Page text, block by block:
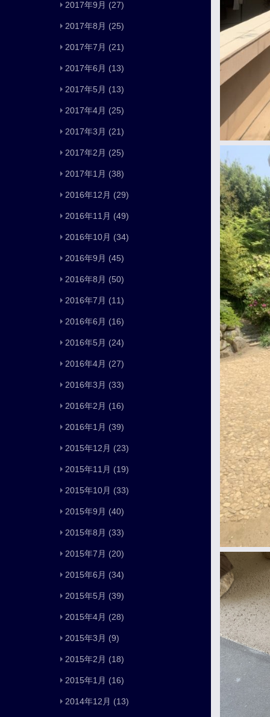
2017年9月 (27)
2017年8月 (25)
2017年7月 (21)
2017年6月 (13)
2017年5月 (13)
2017年4月 (25)
2017年3月 (21)
2017年2月 (25)
2017年1月 (38)
2016年12月 (29)
2016年11月 (49)
2016年10月 (34)
2016年9月 (45)
2016年8月 (50)
2016年7月 (11)
2016年6月 (16)
2016年5月 (24)
2016年4月 (27)
2016年3月 (33)
2016年2月 (16)
2016年1月 (39)
2015年12月 (23)
2015年11月 (19)
2015年10月 (33)
2015年9月 (40)
2015年8月 (33)
2015年7月 (20)
2015年6月 (34)
2015年5月 (39)
2015年4月 (28)
2015年3月 (9)
2015年2月 (18)
2015年1月 (16)
2014年12月 (13)